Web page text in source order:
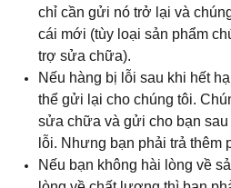
chỉ cần gửi nó trở lại và
cái mới (tùy loại sản phẩm
trợ sửa chữa).
Nếu hàng bị lỗi sau khi hết
thể gửi lại cho chúng tôi.
sửa chữa và gửi cho bạn
lỗi. Nhưng bạn phải trả thêm
Nếu bạn không hài lòng về